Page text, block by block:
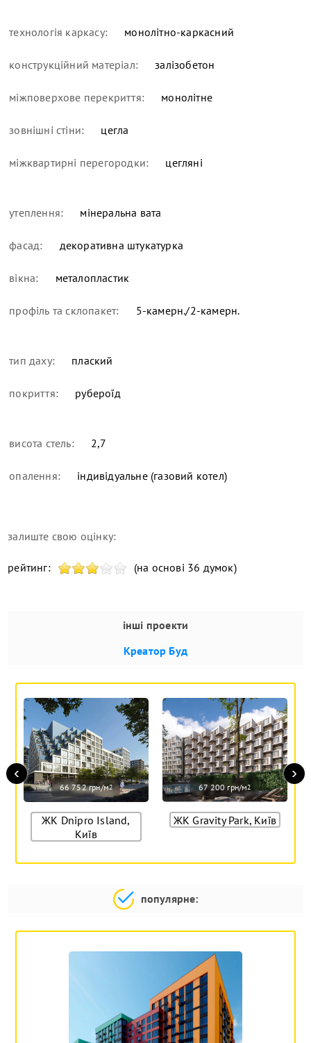
технологія каркасу: монолітно-каркасний
конструкційний матеріал: залізобетон
міжповерхове перекриття: монолітне
зовнішні стіни: цегла
міжквартирні перегородки: цегляні
утеплення: мінеральна вата
фасад: декоративна штукатурка
вікна: металопластик
профіль та склопакет: 5-камерн./2-камерн.
тип даху: плаский
покриття: рубероїд
висота стель: 2,7
опалення: індивідуальне (газовий котел)
залиште свою оцінку:
рейтинг: (на основі 36 думок)
інші проекти
Креатор Буд
66 752 грн/м2
ЖК Dnipro Island,
Київ
67 200 грн/м2
ЖК Gravity Park, Київ
‹ ›
популярне: